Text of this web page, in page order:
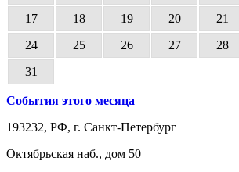
17
18 19 20 21
24
25 26 27 28
31
События этого месяца
193232, РФ, г. Санкт-Петербург
Октябрьская наб., дом 50